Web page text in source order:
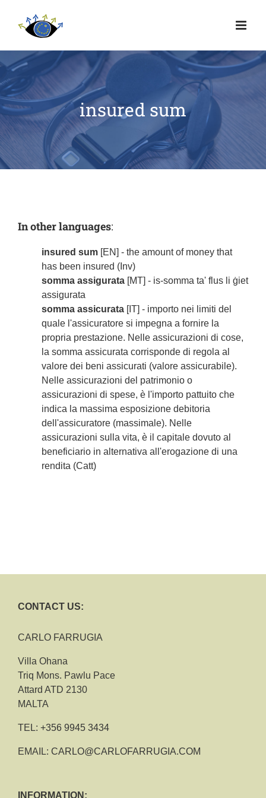
insured sum
In other languages:
insured sum [EN] - the amount of money that
has been insured (Inv)
somma assigurata [MT] - is-somma ta' flus li ġiet
assigurata
somma assicurata [IT] - importo nei limiti del
quale l'assicuratore si impegna a fornire la
propria prestazione. Nelle assicurazioni di cose,
la somma assicurata corrisponde di regola al
valore dei beni assicurati (valore assicurabile).
Nelle assicurazioni del patrimonio o
assicurazioni di spese, è l'importo pattuito che
indica la massima esposizione debitoria
dell'assicuratore (massimale). Nelle
assicurazioni sulla vita, è il capitale dovuto al
beneficiario in alternativa all'erogazione di una
rendita (Catt)
CONTACT US:
CARLO FARRUGIA
Villa Ohana
Triq Mons. Pawlu Pace
Attard ATD 2130
MALTA
TEL: +356 9945 3434
EMAIL: CARLO@CARLOFARRUGIA.COM
INFORMATION: